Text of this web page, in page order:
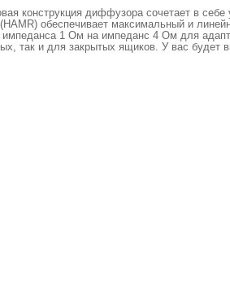
конструкция диффузора сочетает в себе
обеспечивает максимальный и
1 Ом на импеданс 4 Ом для
так и для закрытых ящиков. У вас будет